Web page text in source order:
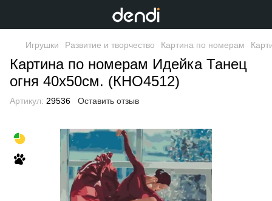
Игрушки Развитие и творчество Картина по номерам
Картина по номерам Идейка Танец
огня 40х50см. (КНО4512)
Артикул: 29536 Оставить отзыв